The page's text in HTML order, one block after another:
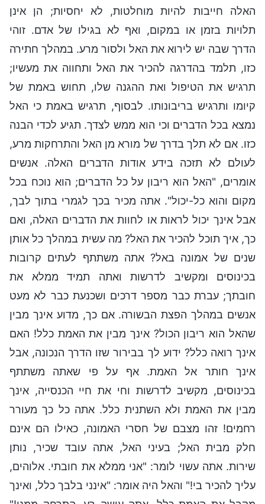
האלה חייבות להיות מוחלטות, לא יחסיות; הן אינן
תלויות בזמן או במקום, ואף לא בגילו של אדם. זוהי
הדרך שבה יש לירוא את האל ולסור מרע. במהלך חתירה
כזו, תלמד בהדרגה להכיר את האל ותחווה את מעשיו;
תרגיש את הטיפול ואת ההגנה שלו, תחוש באמת של
קיומו ותרגיש בריבונותו. לבסוף, תרגיש באמת כי האל
נמצא בכל הדברים וכי הוא ממש לצדך. תגיע לכדי הבנה
כזו. אם לא תלך בדרך של מורא מן האל והתרחקות מרע,
לעולם לא תזכה בידע אודות הדברים האלה. אנשים
אומרים, "האל הוא ריבון על כל הדברים; הוא נוכח בכל
מקום והוא כל-יכול". אתה מכיר בכך לגמרי בתוך לבך,
אבל אינך יכול לראות או לחוות את הדברים האלה, ואם
כך, איך תוכל להכיר את האל? מה עשית במהלך כל אותן
שנים של אמונה באל? אתה משתתף לעתים קרובות
בכינוסים ומקשיב לדרשות ואתה תמיד ממלא את
חובתך; עברת כבר מספר דרכים ושכנעת כבר לא מעט
אנשים במהלך הפצת הבשורה. אם כך, מדוע אינך מבין
שהאל הוא ריבון הכול? אינך מבין את האמת כלל! האם
אינך רואה כלל? ידוע לך בבירור שזו הדרך הנכונה, אבל
אינך חותר אל האמת. אף על פי שאתה משתתף
בכינוסים, מקשיב לדרשות וחי את חיי הכנסייה, אינך
מבין את האמת ולא השתנית כלל. אתה כל כך מעורר
רחמים! זהו מצבם של חסרי האמונה, כאילו הם אינם
חלק מבית האל; בעיני האל, אתה עובד שכיר, נותן
שירות. אתה עשוי לומר: "אני ממלא את חובתי. אלוהים,
עליך להכיר בי!" והאל היה אומר: "אינני בלבך כלל, ואינך